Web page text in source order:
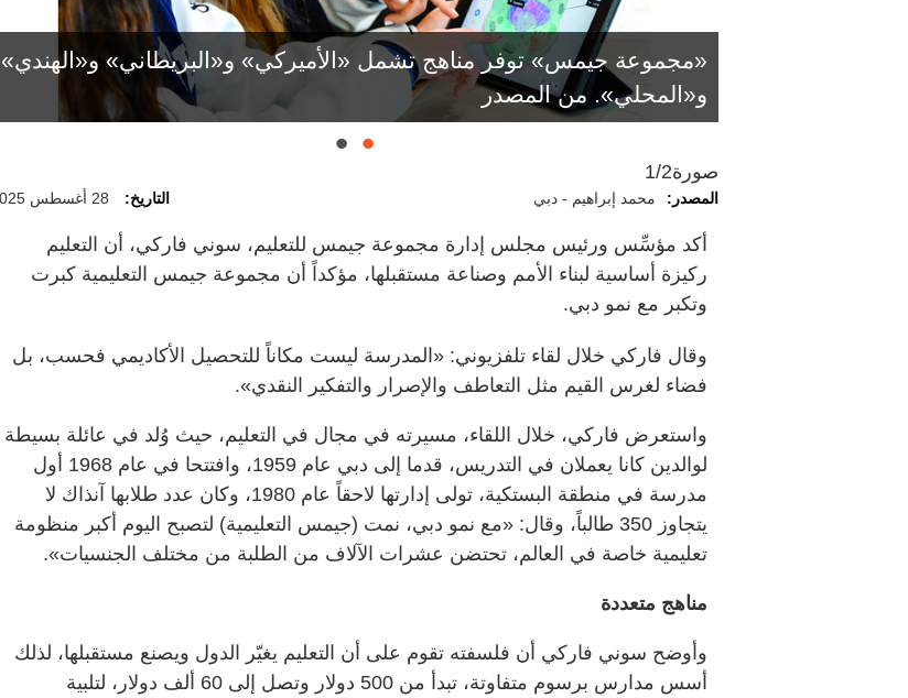
«مجموعة جيمس» توفر مناهج تشمل «الأميركي» و«البريطاني» و«الهندي»
و«المحلي». من المصدر
صورة1/2
المصدر: محمد إبراهيم - دبي التاريخ: 28 أغسطس 2025
أكد مؤسِّس ورئيس مجلس إدارة مجموعة جيمس للتعليم، سوني فاركي، أن التعليم
ركيزة أساسية لبناء الأمم وصناعة مستقبلها، مؤكداً أن مجموعة جيمس التعليمية كبرت
وتكبر مع نمو دبي.
وقال فاركي خلال لقاء تلفزيوني: «المدرسة ليست مكاناً للتحصيل الأكاديمي فحسب، بل
فضاء لغرس القيم مثل التعاطف والإصرار والتفكير النقدي».
واستعرض فاركي، خلال اللقاء، مسيرته في مجال في التعليم، حيث وُلد في عائلة بسيطة
لوالدين كانا يعملان في التدريس، قدما إلى دبي عام 1959، وافتتحا في عام 1968 أول
مدرسة في منطقة البستكية، تولى إدارتها لاحقاً عام 1980، وكان عدد طلابها آنذاك لا
يتجاوز 350 طالباً، وقال: «مع نمو دبي، نمت (جيمس التعليمية) لتصبح اليوم أكبر منظومة
تعليمية خاصة في العالم، تحتضن عشرات الآلاف من الطلبة من مختلف الجنسيات».
مناهج متعددة
وأوضح سوني فاركي أن فلسفته تقوم على أن التعليم يغيّر الدول ويصنع مستقبلها، لذلك
أسس مدارس برسوم متفاوتة، تبدأ من 500 دولار وتصل إلى 60 ألف دولار، لتلبية